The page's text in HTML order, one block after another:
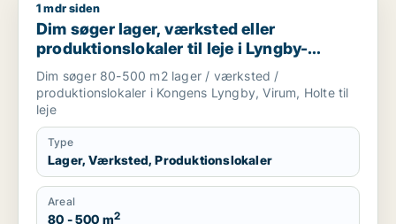
Dim søger lager, værksted eller produktionslokaler til leje i
1 mdr siden
Dim søger lager, værksted eller
produktionslokaler til leje i Lyngby-
Taarbæk eller Holte
Dim søger 80-500 m2 lager / værksted /
produktionslokaler i Kongens Lyngby, Virum, Holte til
leje
Type
Lager, Værksted, Produktionslokaler
Areal
80 - 500 m2